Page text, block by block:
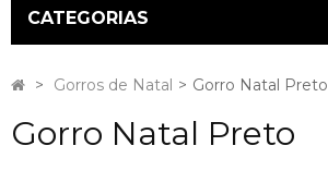
CATEGORIAS
> Gorros de Natal > Gorro Natal Preto
Gorro Natal Preto